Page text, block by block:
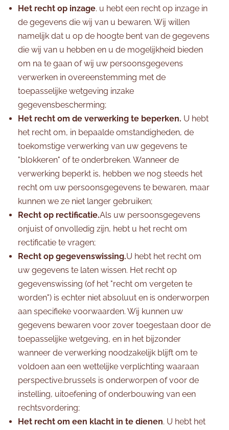
Het recht op inzage. u hebt een recht op inzage in
de gegevens die wij van u bewaren. Wij willen
namelijk dat u op de hoogte bent van de gegevens
die wij van u hebben en u de mogelijkheid bieden
om na te gaan of wij uw persoonsgegevens
verwerken in overeenstemming met de
toepasselijke wetgeving inzake
gegevensbescherming;
Het recht om de verwerking te beperken. U hebt
het recht om, in bepaalde omstandigheden, de
toekomstige verwerking van uw gegevens te
"blokkeren" of te onderbreken. Wanneer de
verwerking beperkt is, hebben we nog steeds het
recht om uw persoonsgegevens te bewaren, maar
kunnen we ze niet langer gebruiken;
Recht op rectificatie.Als uw persoonsgegevens
onjuist of onvolledig zijn, hebt u het recht om
rectificatie te vragen;
Recht op gegevenswissing.U hebt het recht om
uw gegevens te laten wissen. Het recht op
gegevenswissing (of het "recht om vergeten te
worden") is echter niet absoluut en is onderworpen
aan specifieke voorwaarden. Wij kunnen uw
gegevens bewaren voor zover toegestaan door de
toepasselijke wetgeving, en in het bijzonder
wanneer de verwerking noodzakelijk blijft om te
voldoen aan een wettelijke verplichting waaraan
perspective.brussels is onderworpen of voor de
instelling, uitoefening of onderbouwing van een
rechtsvordering;
Het recht om een klacht in te dienen. U hebt het